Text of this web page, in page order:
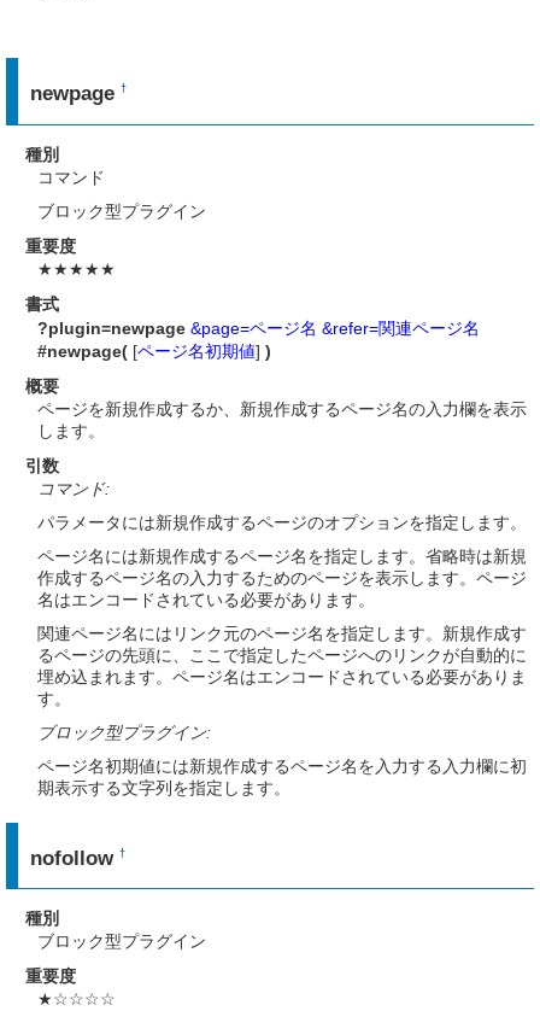
newpage†
種別
コマンド
ブロック型プラグイン
重要度
★★★★★
書式
?plugin=newpage &page=ページ名 &refer=関連ページ名
#newpage( [ページ名初期値] )
概要
ページを新規作成するか、新規作成するページ名の入力欄を表示
します。
引数
コマンド:
パラメータには新規作成するページのオプションを指定します。
ページ名には新規作成するページ名を指定します。省略時は新規
作成するページ名の入力するためのページを表示します。ページ
名はエンコードされている必要があります。
関連ページ名にはリンク元のページ名を指定します。新規作成す
るページの先頭に、ここで指定したページへのリンクが自動的に
埋め込まれます。ページ名はエンコードされている必要がありま
す。
ブロック型プラグイン:
ページ名初期値には新規作成するページ名を入力する入力欄に初
期表示する文字列を指定します。
nofollow†
種別
ブロック型プラグイン
重要度
★☆☆☆☆